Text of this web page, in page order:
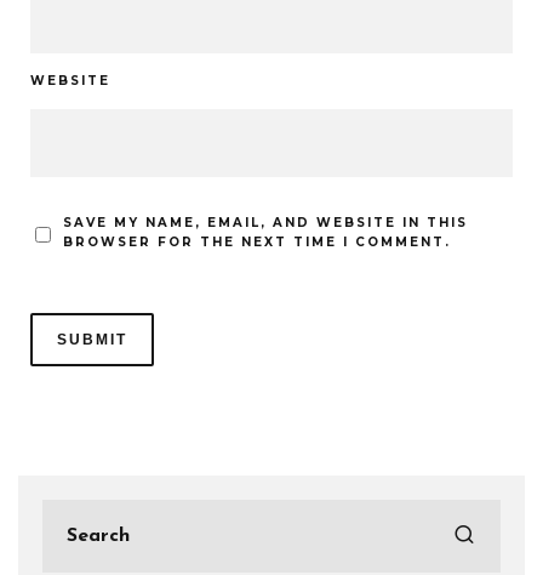
WEBSITE
SAVE MY NAME, EMAIL, AND WEBSITE IN THIS
BROWSER FOR THE NEXT TIME I COMMENT.